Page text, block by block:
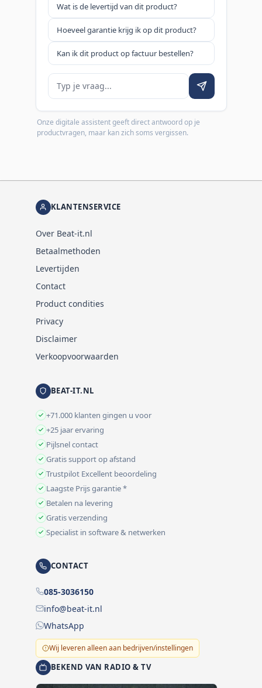
Wat is de levertijd van dit product?
Hoeveel garantie krijg ik op dit product?
Kan ik dit product op factuur bestellen?
Je vraag
Onze digitale assistent geeft direct antwoord op je
productvragen, maar kan zich soms vergissen.
KLANTENSERVICE
Over Beat-it.nl
Betaalmethoden
Levertijden
Contact
Product condities
Privacy
Disclaimer
Verkoopvoorwaarden
BEAT-IT.NL
+71.000 klanten gingen u voor
+25 jaar ervaring
Pijlsnel contact
Gratis support op afstand
Trustpilot Excellent beoordeling
Laagste Prijs garantie *
Betalen na levering
Gratis verzending
Specialist in software & netwerken
CONTACT
085-3036150
info@beat-it.nl
WhatsApp
Wij leveren alleen aan bedrijven/instellingen
BEKEND VAN RADIO & TV